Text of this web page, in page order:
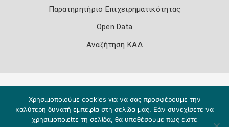
Παρατηρητήριο Επιχειρηματικότητας
Open Data
Αναζήτηση ΚΑΔ
Χρησιμοποιούμε cookies για να σας προσφέρουμε την
καλύτερη δυνατή εμπειρία στη σελίδα μας. Εάν συνεχίσετε να
χρησιμοποιείτε τη σελίδα, θα υποθέσουμε πως είστε
Copyright 2026 Knowledge A.E.